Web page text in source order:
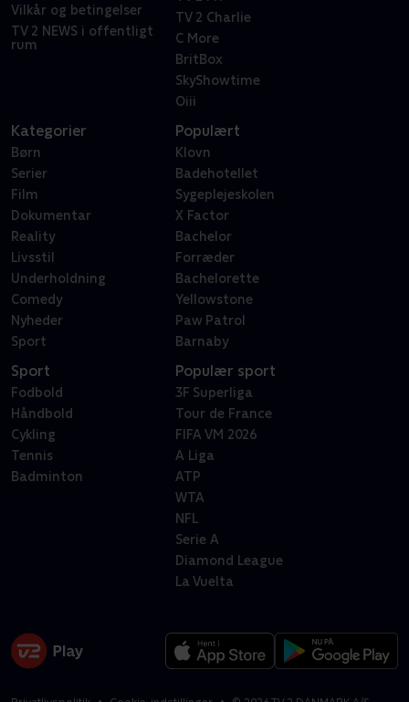
Vilkår og betingelser
TV 2 NEWS i offentligt
rum
TV 2 Charlie
C More
BritBox
SkyShowtime
Oiii
Kategorier
Børn
Serier
Film
Dokumentar
Reality
Livsstil
Underholdning
Comedy
Nyheder
Sport
Populært
Klovn
Badehotellet
Sygeplejeskolen
X Factor
Bachelor
Forræder
Bachelorette
Yellowstone
Paw Patrol
Barnaby
Sport
Fodbold
Håndbold
Cykling
Tennis
Badminton
Populær sport
3F Superliga
Tour de France
FIFA VM 2026
A Liga
ATP
WTA
NFL
Serie A
Diamond League
La Vuelta